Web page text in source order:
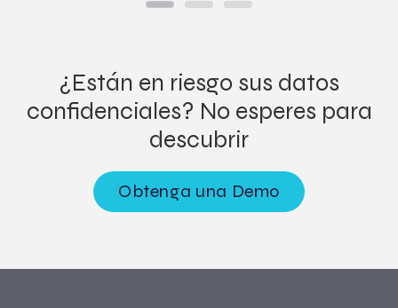
¿Están en riesgo sus datos
confidenciales? No esperes para
descubrir
Obtenga una Demo